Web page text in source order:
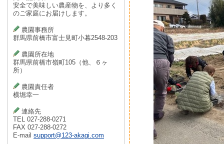
安全で美味しい農産物を、より多く
のご家庭にお届けします。
農園事務所
群馬県前橋市富士見町小暮2548-203
農園所在地
群馬県前橋市嶺町105（他、６ヶ
所）
農園責任者
横堀幸一
連絡先
TEL 027-288-0271
FAX 027-288-0272
E-mail support@123-akagi.com